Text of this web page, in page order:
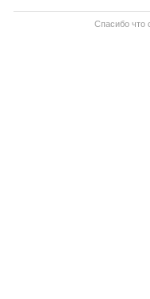
Спасибо что